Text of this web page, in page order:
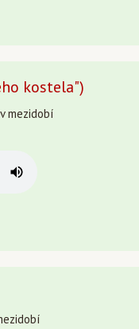
kostela")
mezidobí